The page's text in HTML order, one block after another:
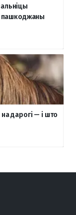
пашкоджаны
дарогі — і што